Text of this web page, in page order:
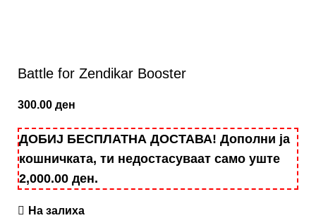
Battle for Zendikar Booster
300.00 ден
ДОБИЈ БЕСПЛАТНА ДОСТАВА! Дополни ја
кошничката, ти недостасуваат само уште
2,000.00 ден.
На залиха